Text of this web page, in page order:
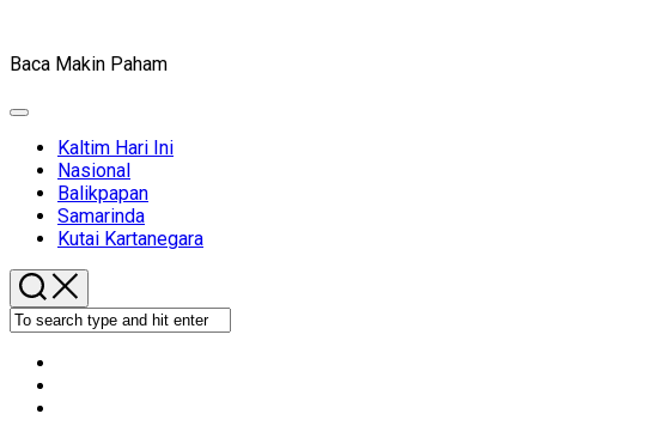
Baca Makin Paham
Expand
Current
Page
Parent
Kaltim Hari Ini
Nasional
Balikpapan
Samarinda
Kutai Kartanegara